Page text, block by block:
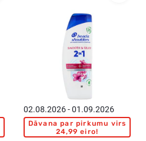
02.08.2026 - 01.09.2026
Dāvana par pirkumu virs
24,99 eiro!